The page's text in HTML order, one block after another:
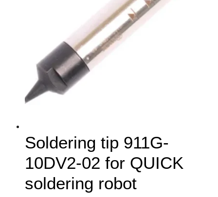
Soldering tip 911G-
10DV2-02 for QUICK
soldering robot